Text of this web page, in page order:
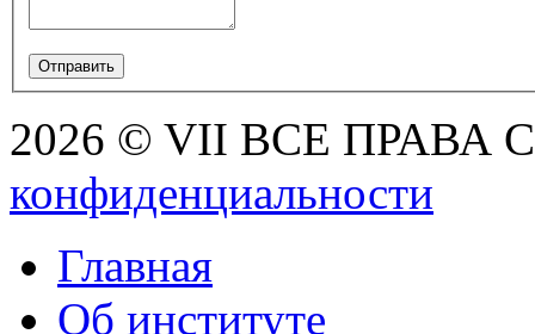
2026 © VII ВСЕ ПРАВА
конфиденциальности
Главная
Об институте